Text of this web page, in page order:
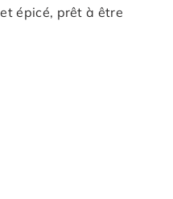
épicé, prêt à être